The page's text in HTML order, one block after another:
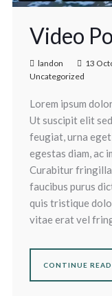
Video
landon 13
Uncategorized
Lorem ipsum
Ut suscipit elit
feugiat, urna
egestas diam, ac
Curabitur
faucibus purus
quis tristique
vitae erat vel
CONTINUE